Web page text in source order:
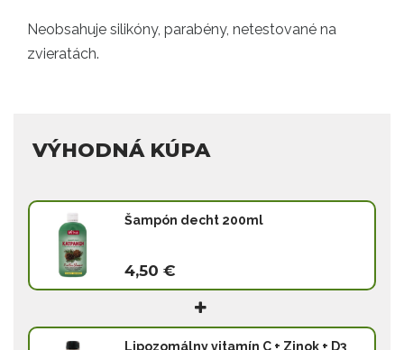
Neobsahuje silikóny, parabény, netestované na
zvieratách.
VÝHODNÁ KÚPA
Šampón decht 200ml
4,50 €
Lipozomálny vitamín C + Zinok + D3